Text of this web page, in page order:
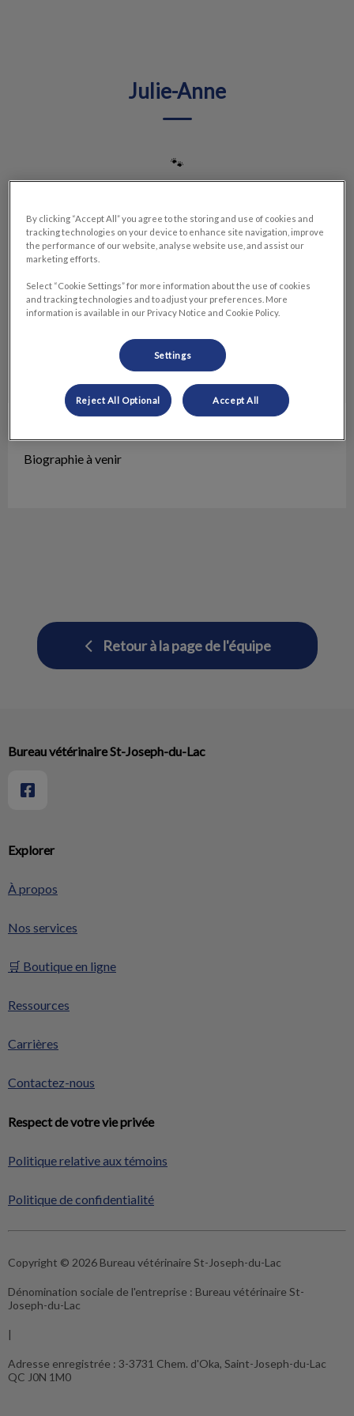
Julie-Anne
🐾
Biographie à venir
Retour à la page de l'équipe
Explorer
À propos
Nos services
🛒 Boutique en ligne
Ressources
Carrières
Contactez-nous
Respect de votre vie privée
Politique relative aux témoins
Politique de confidentialité
Bureau vétérinaire St-Joseph-du-Lac
Copyright © 2026 Bureau vétérinaire St-Joseph-du-Lac
Dénomination sociale de l'entreprise : Bureau vétérinaire St-
Joseph-du-Lac
|
Adresse enregistrée : 3-3731 Chem. d'Oka, Saint-Joseph-du-Lac
QC J0N 1M0
By clicking “Accept All” you agree to the storing and use of cookies and
tracking technologies on your device to enhance site navigation, improve
the performance of our website, analyse website use, and assist our
marketing efforts.
Select “Cookie Settings” for more information about the use of cookies
and tracking technologies and to adjust your preferences. More
information is available in our Privacy Notice and Cookie Policy.
Settings
Reject All Optional Accept All